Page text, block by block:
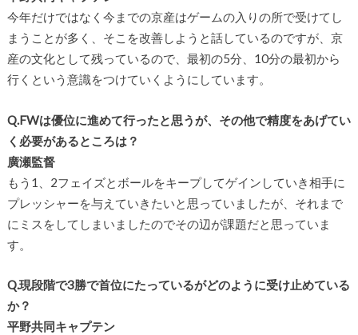
今年だけではなく今までの京産はゲームの入りの所で受けてし
まうことが多く、そこを改善しようと話しているのですが、京
産の文化として残っているので、最初の5分、10分の最初から
行くという意識をつけていくようにしています。
Q.FWは優位に進めて行ったと思うが、その他で精度をあげてい
く必要があるところは？
廣瀬監督
もう1、2フェイズとボールをキープしてゲインしていき相手に
プレッシャーを与えていきたいと思っていましたが、それまで
にミスをしてしまいましたのでその辺が課題だと思っていま
す。
Q.現段階で3勝で首位にたっているがどのように受け止めている
か？
平野共同キャプテン